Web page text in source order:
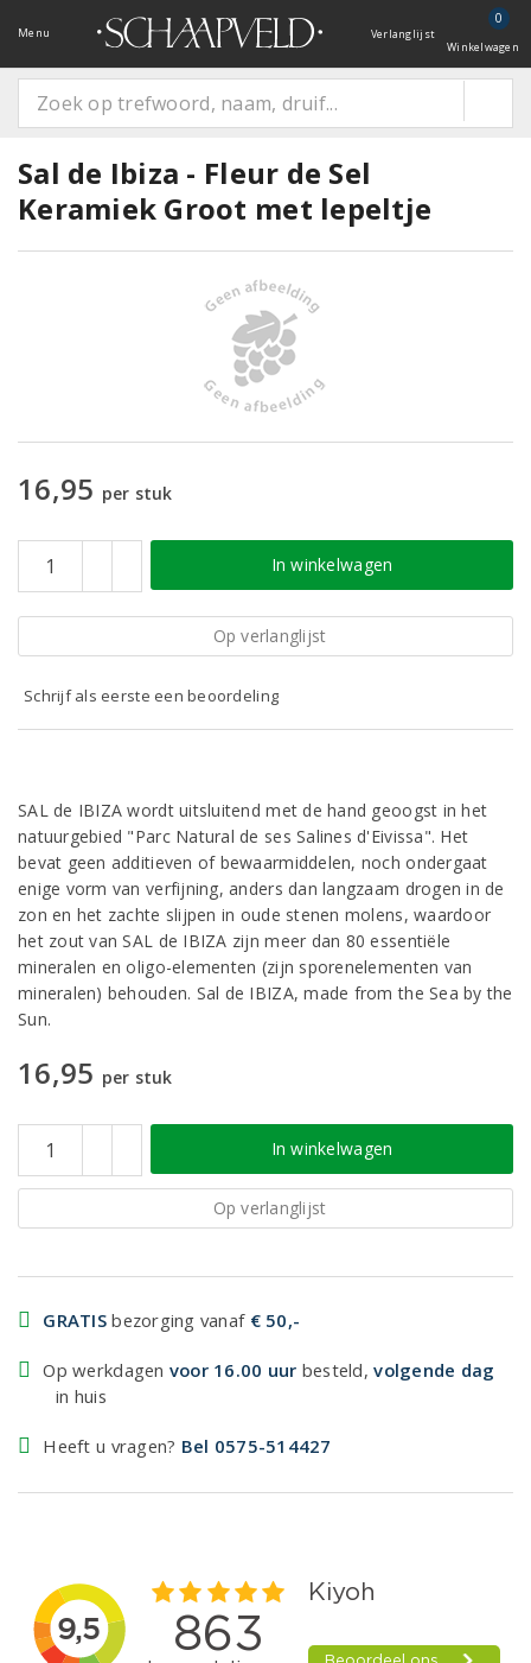
Menu Verlanglijst
0
Winkelwagen
Sal de Ibiza - Fleur de Sel
Keramiek Groot met lepeltje
16,95 per stuk
In winkelwagen
Op verlanglijst
Schrijf als eerste een beoordeling
SAL de IBIZA wordt uitsluitend met de hand geoogst in het
natuurgebied "Parc Natural de ses Salines d'Eivissa". Het
bevat geen additieven of bewaarmiddelen, noch ondergaat
enige vorm van verfijning, anders dan langzaam drogen in de
zon en het zachte slijpen in oude stenen molens, waardoor
het zout van SAL de IBIZA zijn meer dan 80 essentiële
mineralen en oligo-elementen (zijn sporenelementen van
mineralen) behouden. Sal de IBIZA, made from the Sea by the
Sun.
16,95 per stuk
In winkelwagen
Op verlanglijst
GRATIS bezorging vanaf € 50,-
Op werkdagen voor 16.00 uur besteld,volgende dag
in huis
Heeft u vragen? Bel 0575-514427